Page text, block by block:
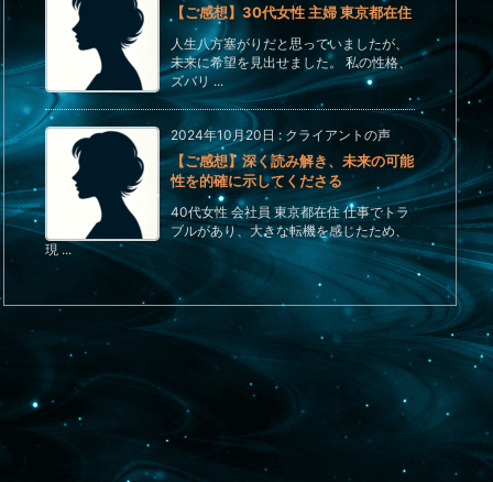
【ご感想】30代女性 主婦 東京都在住
人生八方塞がりだと思っていましたが、
未来に希望を見出せました。 私の性格、
ズバリ ...
2024年10月20日 : クライアントの声
【ご感想】深く読み解き、未来の可能
性を的確に示してくださる
40代女性 会社員 東京都在住 仕事でトラ
ブルがあり、大きな転機を感じたため、
現 ...